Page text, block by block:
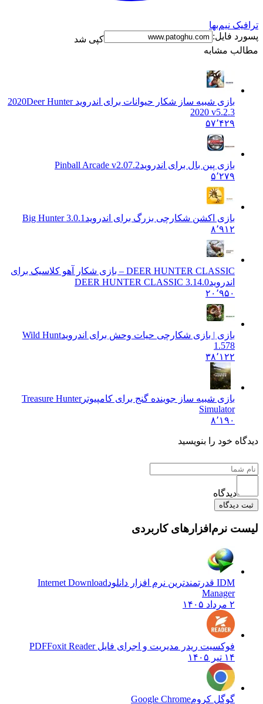
ترافیک نیم‌بها
پسورد فایل:
کپی شد
مطالب مشابه
بازی شبیه ساز شکار حیوانات برای اندروید 2020Deer Hunter
2020 v5.2.3
۵۷٬۴۲۹
بازی پین بال برای اندرویدPinball Arcade v2.07.2
۵٬۲۷۹
بازی اکشن شکارچی بزرگ برای اندروید Big Hunter 3.0.1
۸٬۹۱۲
DEER HUNTER CLASSIC – بازی شکار آهو کلاسیک برای
اندرویدDEER HUNTER CLASSIC 3.14.0
۲۰٬۹۵۰
بازی | بازی شکارچی حیات وحش برای اندرویدWild Hunt
1.578
۳۸٬۱۲۲
بازی شبیه ساز جوینده گنج برای کامپیوترTreasure Hunter
Simulator
۸٬۱۹۰
دیدگاه خود را بنویسید
دیدگاه
ثبت دیدگاه
لیست نرم‌افزارهای کاربردی
IDM قدرتمندترین نرم افزار دانلود
Internet Download
Manager
۲ مرداد ۱۴۰۵
فوکسیت ریدر مدیریت و اجرای فایل PDFFoxit Reader
۱۴ تیر ۱۴۰۵
گوگل کرومGoogle Chrome